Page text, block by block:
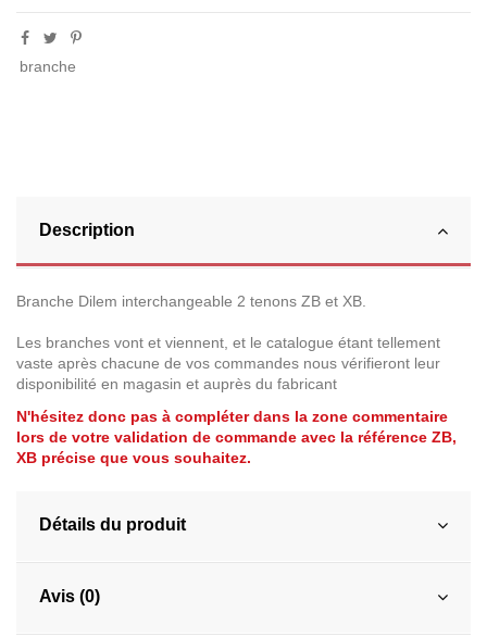
branche
Description
Branche Dilem interchangeable 2 tenons ZB et XB.
Les branches vont et viennent, et le catalogue étant tellement
vaste après chacune de vos commandes nous vérifieront leur
disponibilité en magasin et auprès du fabricant
N'hésitez donc pas à compléter dans la zone commentaire
lors de votre validation de commande avec la référence ZB,
XB précise que vous souhaitez.
Détails du produit
Avis (0)